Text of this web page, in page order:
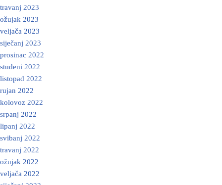
travanj 2023
ožujak 2023
veljača 2023
siječanj 2023
prosinac 2022
studeni 2022
listopad 2022
rujan 2022
kolovoz 2022
srpanj 2022
lipanj 2022
svibanj 2022
travanj 2022
ožujak 2022
veljača 2022